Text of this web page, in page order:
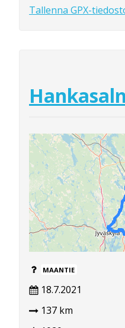
Tallenna GPX-
MAANTIE
18.7.2021
137 km